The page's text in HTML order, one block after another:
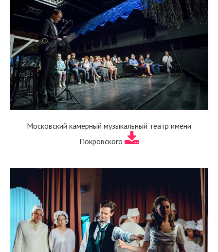
Московский камерный музыкальный театр имени
Покровского